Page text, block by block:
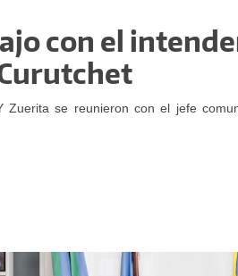
con el
Zuerita se reunieron con el jefe